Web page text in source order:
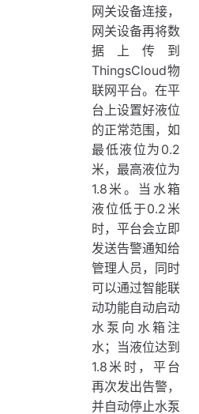
网关设备连接，
网关设备再将数
据上传到
ThingsCloud物
联网平台。在平
台上设置好液位
的正常范围，如
最低液位为0.2
米，最高液位为
1.8米。当水箱
液位低于0.2米
时，平台会立即
发送告警通知给
管理人员，同时
可以通过智能联
动功能自动启动
水泵向水箱注
水；当液位达到
1.8米时，平台
再次发出告警，
并自动停止水泵